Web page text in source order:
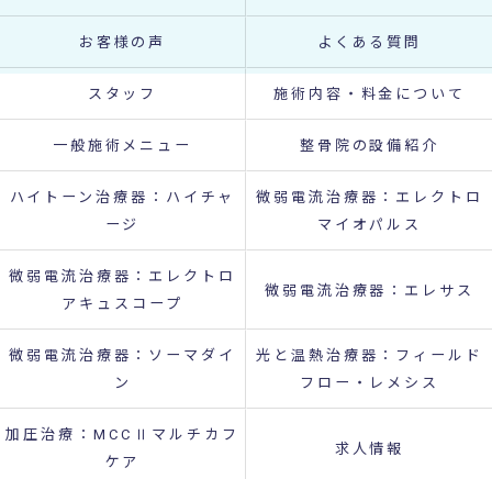
お客様の声 よくある質問
スタッフ 施術内容・料金について
一般施術メニュー 整骨院の設備紹介
ハイトーン治療器：ハイチャ
ージ
微弱電流治療器：エレクトロ
マイオパルス
微弱電流治療器：エレクトロ
アキュスコープ
微弱電流治療器：エレサス
微弱電流治療器：ソーマダイ
ン
光と温熱治療器：フィールド
フロー・レメシス
加圧治療：MCCⅡマルチカフ
ケア
求人情報